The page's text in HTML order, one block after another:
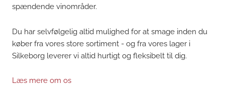
spændende vinområder.
Du har selvfølgelig altid mulighed for at smage inden du
køber fra vores store sortiment - og fra vores lager i
Silkeborg leverer vi altid hurtigt og fleksibelt til dig.
Læs mere om os